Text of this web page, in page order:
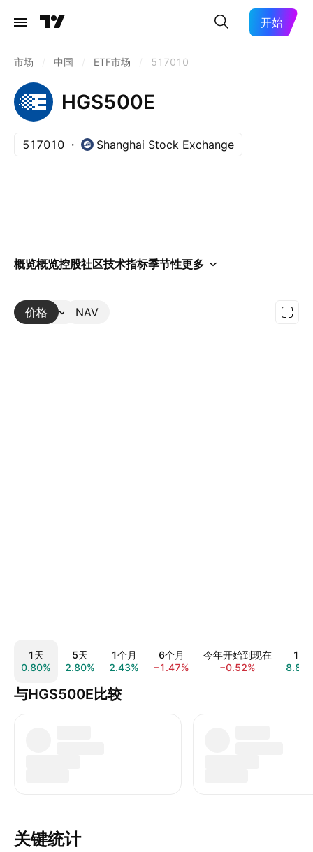
开始
市场 中国 ETF市场 517010
HGS500E
517010 Shanghai Stock Exchange
概览概览控股社区技术指标季节性更多
价格 NAV
更多
1天
0.80%
5天
2.80%
1个月
2.43%
6个月
−1.47%
今年开始到现在
−0.52%
1年
与HGS500E比较
关键统计